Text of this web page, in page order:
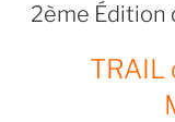
LE
2ème Édition
TRAIL